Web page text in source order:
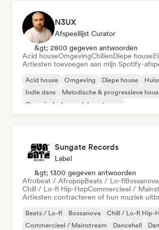
N3UX
Afspeellijst Curator
&gt; 2800 gegeven antwoorden
Acid houseOmgevingChillenDiepe house
Artiesten toevoegen aan mijn Spotify-
Acid house Omgeving Diepe house
Indie dans
Melodische & progressieve
Organische house / downtempo
Sungate Records
Label
&gt; 1300 gegeven antwoorden
Afrobeat / AfropopBeats / Lo-fiBossanova
Chill / Lo-fi Hip-HopCommercieel /
Artiesten contracteren of hun muziek
Beats / Lo-fi Bossanova
Chill / Lo-fi Hip-
Commercieel / Mainstream
Dancehall